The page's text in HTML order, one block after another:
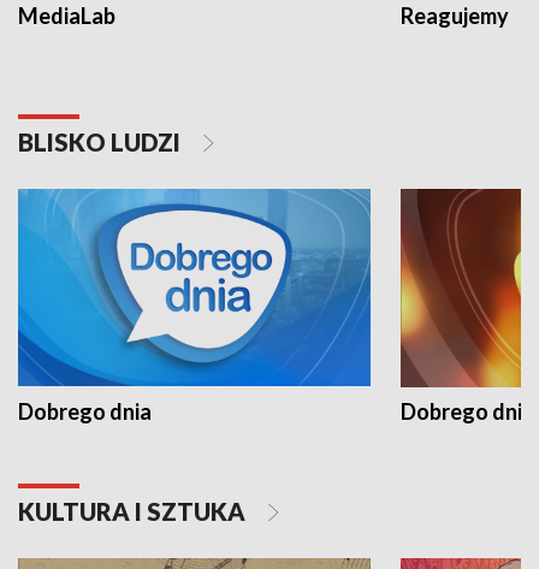
MediaLab Reagujemy
BLISKO LUDZI
Dobrego dnia Dobrego dnia
KULTURA I SZTUKA